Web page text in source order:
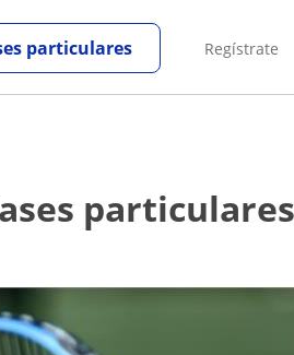
Regístrate
particulares